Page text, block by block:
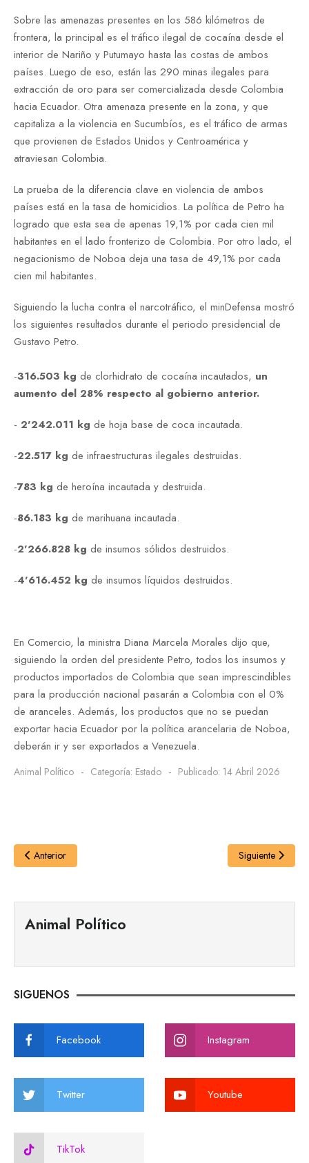
Sobre las amenazas presentes en los 586 kilómetros de
frontera, la principal es el tráfico ilegal de cocaína desde el
interior de Nariño y Putumayo hasta las costas de ambos
países. Luego de eso, están las 290 minas ilegales para
extracción de oro para ser comercializada desde Colombia
hacia Ecuador. Otra amenaza presente en la zona, y que
capitaliza a la violencia en Sucumbíos, es el tráfico de armas
que provienen de Estados Unidos y Centroamérica y
atraviesan Colombia.
La prueba de la diferencia clave en violencia de ambos
países está en la tasa de homicidios. La política de Petro ha
logrado que esta sea de apenas 19,1% por cada cien mil
habitantes en el lado fronterizo de Colombia. Por otro lado, el
negacionismo de Noboa deja una tasa de 49,1% por cada
cien mil habitantes.
Siguiendo la lucha contra el narcotráfico, el minDefensa mostró
los siguientes resultados durante el periodo presidencial de
Gustavo Petro.
-316.503 kg de clorhidrato de cocaína incautados, un
aumento del 28% respecto al gobierno anterior.
- 2'242.011 kg de hoja base de coca incautada.
-22.517 kg de infraestructuras ilegales destruidas.
-783 kg de heroína incautada y destruida.
-86.183 kg de marihuana incautada.
-2'266.828 kg de insumos sólidos destruidos.
-4'616.452 kg de insumos líquidos destruidos.
En Comercio, la ministra Diana Marcela Morales dijo que,
siguiendo la orden del presidente Petro, todos los insumos y
productos importados de Colombia que sean imprescindibles
para la producción nacional pasarán a Colombia con el 0%
de aranceles. Además, los productos que no se puedan
exportar hacia Ecuador por la política arancelaria de Noboa,
deberán ir y ser exportados a Venezuela.
Animal Político Categoría: Estado Publicado: 14 Abril 2026
Anterior Siguiente
Animal Político
SIGUENOS
Facebook Instagram
Twitter Youtube
TikTok